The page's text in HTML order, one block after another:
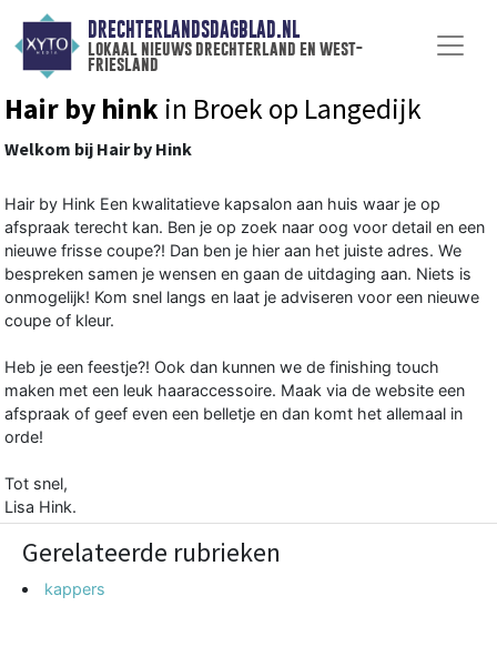
DRECHTERLANDSDAGBLAD.NL
lokaal nieuws drechterland en west-
friesland
Hair by hink in Broek op Langedijk
Welkom bij Hair by Hink
Hair by Hink Een kwalitatieve kapsalon aan huis waar je op
afspraak terecht kan. Ben je op zoek naar oog voor detail en een
nieuwe frisse coupe?! Dan ben je hier aan het juiste adres. We
bespreken samen je wensen en gaan de uitdaging aan. Niets is
onmogelijk! Kom snel langs en laat je adviseren voor een nieuwe
coupe of kleur.
Heb je een feestje?! Ook dan kunnen we de finishing touch
maken met een leuk haaraccessoire. Maak via de website een
afspraak of geef even een belletje en dan komt het allemaal in
orde!
Tot snel,
Lisa Hink.
Gerelateerde rubrieken
kappers